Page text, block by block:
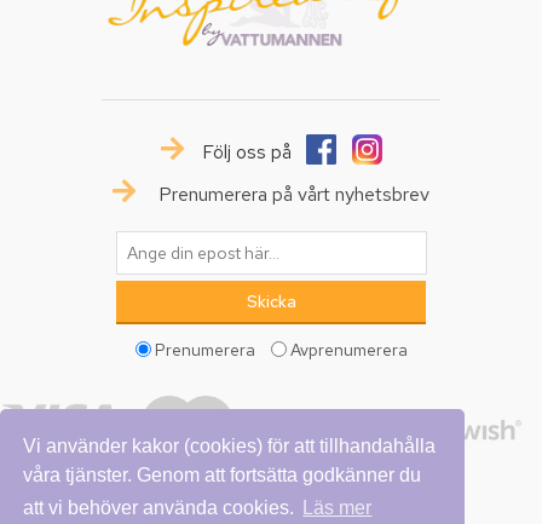
Vi använder kakor (cookies) för att tillhandahålla
våra tjänster. Genom att fortsätta godkänner du
att vi behöver använda cookies.
Läs mer
Följ oss på
Prenumerera på vårt nyhetsbrev
Prenumerera Avprenumerera